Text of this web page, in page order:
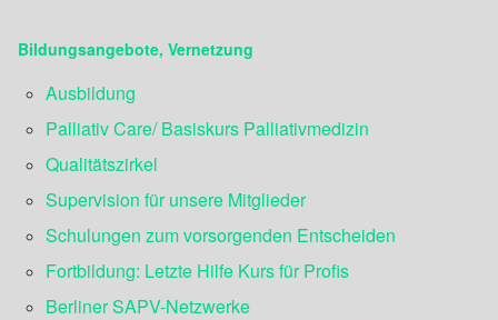
Bildungsangebote, Vernetzung
Ausbildung
Palliativ Care/ Basiskurs Palliativmedizin
Qualitätszirkel
Supervision für unsere Mitglieder
Schulungen zum vorsorgenden Entscheiden
Fortbildung: Letzte Hilfe Kurs für Profis
Berliner SAPV-Netzwerke